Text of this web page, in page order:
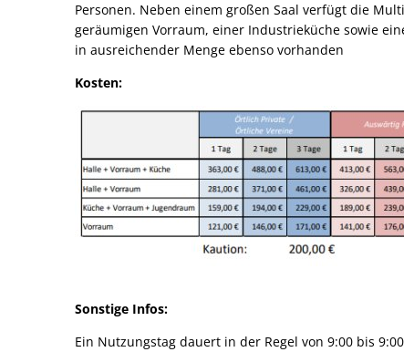
Personen. Neben einem großen Saal verfügt die
geräumigen Vorraum, einer Industrieküche sowie
in ausreichender Menge ebenso vorhanden
Kosten:
Sonstige Infos:
Ein Nutzungstag dauert in der Regel von 9:00 bis